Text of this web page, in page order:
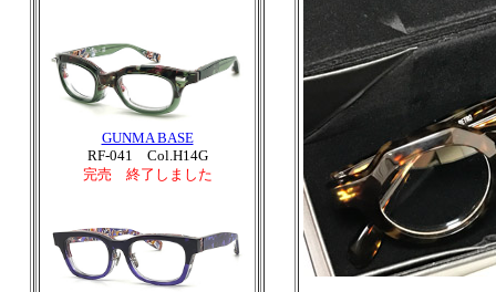
GUNMA BASE
RF-041 Col.H14G
完売 終了しました